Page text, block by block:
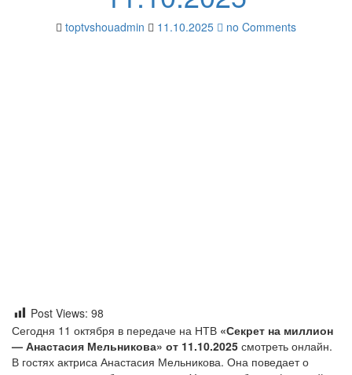
toptvshouadmin 11.10.2025 no Comments
Post Views: 98
Сегодня 11 октября в передаче на НТВ «Секрет на миллион
— Анастасия Мельникова» от 11.10.2025 смотреть онлайн.
В гостях актриса Анастасия Мельникова. Она поведает о